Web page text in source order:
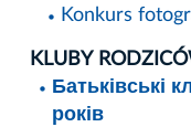
Konkurs
KLUBY
Батьківські
років